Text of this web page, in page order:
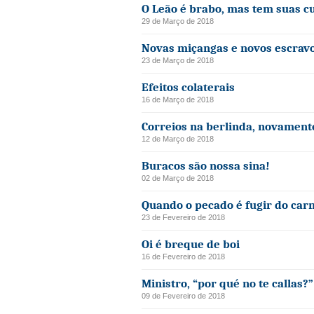
O Leão é brabo, mas tem suas
29 de Março de 2018
Novas miçangas e novos
23 de Março de 2018
Efeitos colaterais
16 de Março de 2018
Correios na berlinda,
12 de Março de 2018
Buracos são nossa sina!
02 de Março de 2018
Quando o pecado é fugir do
23 de Fevereiro de 2018
Oi é breque de boi
16 de Fevereiro de 2018
Ministro, “por qué no te callas?”
09 de Fevereiro de 2018